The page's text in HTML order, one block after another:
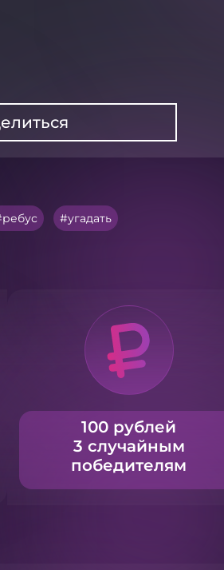
ребус угадать
100 рублей
3 случайным
победителям